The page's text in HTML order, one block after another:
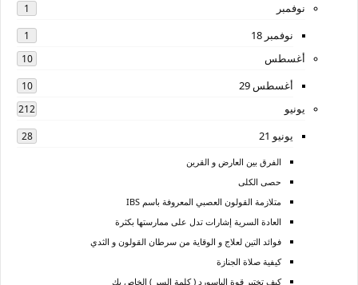
نوفمبر 1
نوفمبر 18 1
أغسطس 10
أغسطس 29 10
يونيو 212
يونيو 21 28
الفرق بين العارض و القرين
حصى الكلى
متلازمة القولون العصبي المعروفة باسم IBS
العادة السرية إشارات تدل على ممارستها بكثرة
فوائد التين لعلاج و الوقاية من سرطان القولون و الثدي
كيفية صلاة الجنازة
كيف تختبر قوة الباسورد ( كلمة السر ) الخاص بك